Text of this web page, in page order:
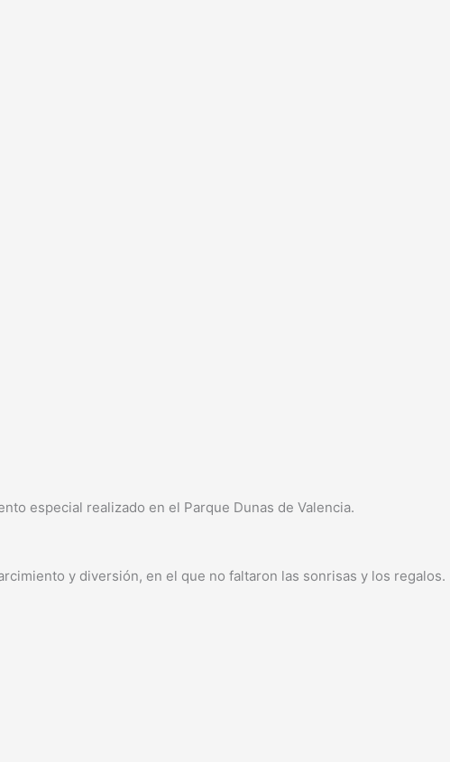
especial realizado en el Parque Dunas de Valencia.
y diversión, en el que no faltaron las sonrisas y los regalos.